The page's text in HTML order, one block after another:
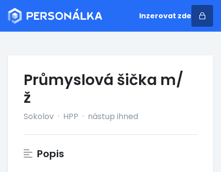
Inzerovat zde
Průmyslová šička m/
ž
Sokolov · HPP · nástup ihned
Popis